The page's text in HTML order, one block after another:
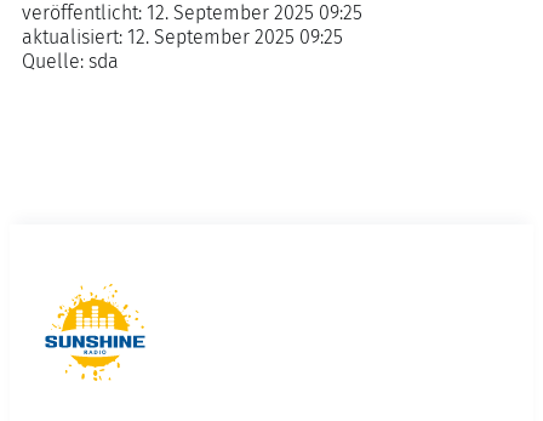
Quelle: sda
veröffentlicht: 12. September 2025 09:25
aktualisiert: 12. September 2025 09:25